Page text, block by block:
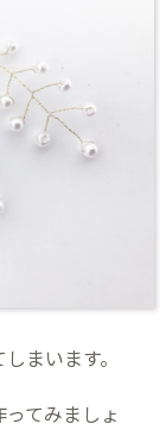
まいます。
てみましょ